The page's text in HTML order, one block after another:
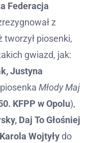
Federacja
z
piosenki,
gwiazd, jak:
Justyna
Młody Maj
KFPP w Opolu),
Daj To Głośniej
Karola Wojtyłydo